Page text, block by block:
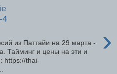
4
›
из Паттайи на 29 марта -
Тайминг и цены на эти и
https://thai-